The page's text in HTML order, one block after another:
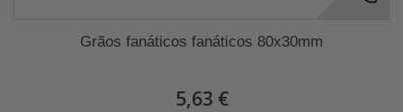
Grãos fanáticos fanáticos 80x30mm
5,63 €